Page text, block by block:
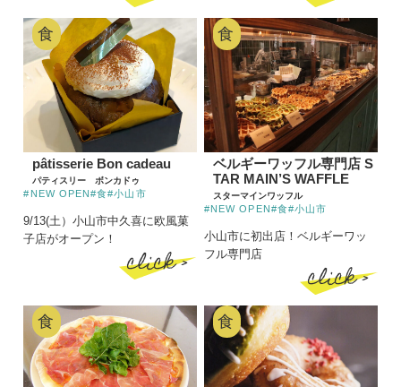
食
pâtisserie Bon cadeau
パティスリー ボンカドゥ
#NEW OPEN#食#小山市
9/13(土）小山市中久喜に欧風菓
子店がオープン！
click >
食
ベルギーワッフル専門店 S
TAR MAIN’S WAFFLE
スターマインワッフル
#NEW OPEN#食#小山市
小山市に初出店！ベルギーワッ
フル専門店
click >
食 食